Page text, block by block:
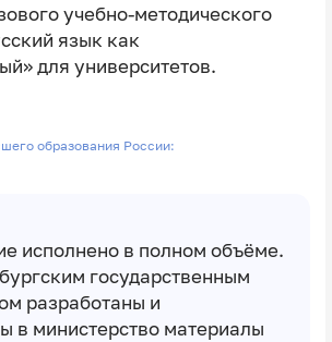
учебно-методического
язык как
для университетов.
образования России:
исполнено в полном объёме.
государственным
разработаны и
в министерство материалы